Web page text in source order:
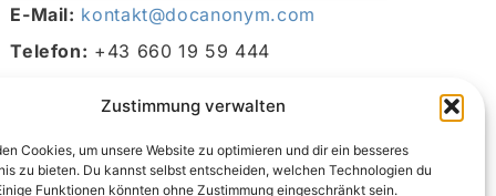
Zustimmung verwalten
Cookies, um unsere Website zu optimieren und dir ein besseres
zu bieten. Du kannst selbst entscheiden, welchen Technologien du
Funktionen könnten ohne Zustimmung eingeschränkt sein.
E-Mail: kontakt@docanonym.com
Telefon: +43 660 19 59 444
Traunsee, Österreich